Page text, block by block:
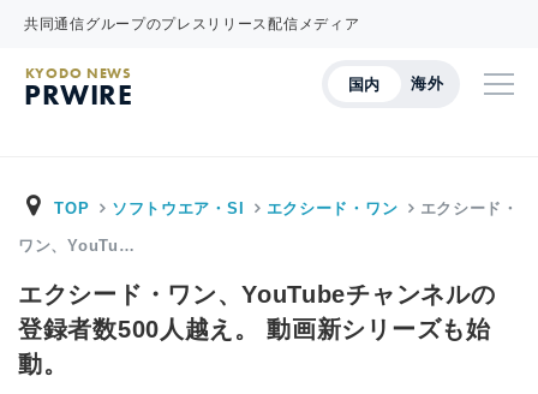
共同通信グループのプレスリリース配信メディア
国内 海外
KYODO NEWS
PRWIRE
TOP ソフトウエア・SI エクシード・ワン エクシード・
ワン、YouTu…
エクシード・ワン、YouTubeチャンネルの
登録者数500人越え。 動画新シリーズも始
動。